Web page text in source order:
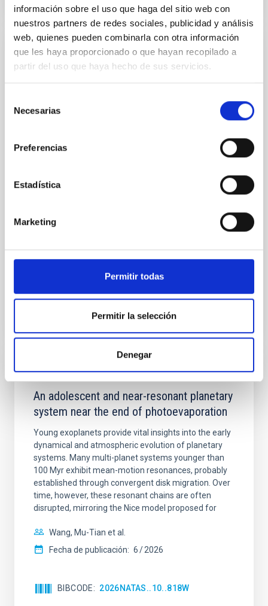
información sobre el uso que haga del sitio web con
nuestros partners de redes sociales, publicidad y análisis
web, quienes pueden combinarla con otra información
que les haya proporcionado o que hayan recopilado a
partir del uso que haya hecho de sus servicios.
Necesarias
Preferencias
Estadística
Marketing
Permitir todas
Permitir la selección
Denegar
CON ÁRBITRO
Clues to inside-out quenching in quiescent
Mg-abundance gradients from JWST-
quiescent galaxies at cosmic noon provide powerful
mass assembly mechanisms. Previous photometric
studies have revealed that the cores of these
spectroscopy is needed to break the age-metallicity
Fecha de publicación: 6 2026
BIBCODE 2026A&A...710A.158C
CON ÁRBITRO
An adolescent and near-resonant planetary
system near the end of photoevaporation
Young exoplanets provide vital insights into the early
dynamical and atmospheric evolution of planetary
systems. Many multi-planet systems younger than
100 Myr exhibit mean-motion resonances, probably
established through convergent disk migration. Over
time, however, these resonant chains are often
disrupted, mirroring the Nice model proposed for
Wang, Mu-Tian et al.
Fecha de publicación: 6 2026
BIBCODE 2026NATAS..10..818W